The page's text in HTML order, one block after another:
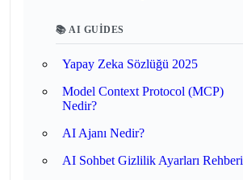
📚 AI GUIDES
Yapay Zeka Sözlüğü 2025
Model Context Protocol (MCP)
Nedir?
AI Ajanı Nedir?
AI Sohbet Gizlilik Ayarları Rehberi